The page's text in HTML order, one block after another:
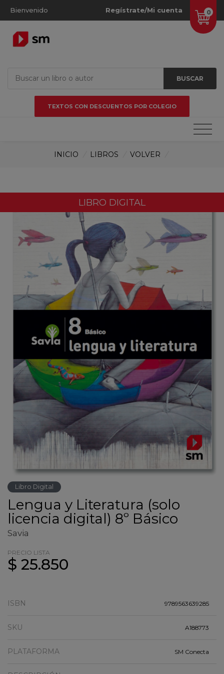
Bienvenido 0
Regístrate/Mi cuenta
BUSCAR
TEXTOS CON DESCUENTOS POR COLEGIO
INICIO LIBROS VOLVER
LIBRO DIGITAL
Libro Digital
Lengua y Literatura (solo
licencia digital) 8º Básico
Savia
PRECIO LISTA
$ 25.850
ISBN 9789563639285
SKU A188773
PLATAFORMA SM Conecta